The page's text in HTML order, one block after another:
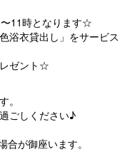
11時となります☆
浴衣貸出し」をサービス
ゼント☆
。
ごしください♪
が御座います。